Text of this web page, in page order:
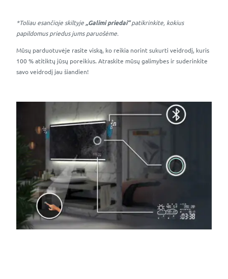
*Toliau esančioje skiltyje „Galimi priedai“patikrinkite, kokius
papildomus priedus jums paruošėme.
Mūsų parduotuvėje rasite viską, ko reikia norint sukurti veidrodį, kuris
100 % atitiktų jūsų poreikius. Atraskite mūsų galimybes ir suderinkite
savo veidrodį jau šiandien!